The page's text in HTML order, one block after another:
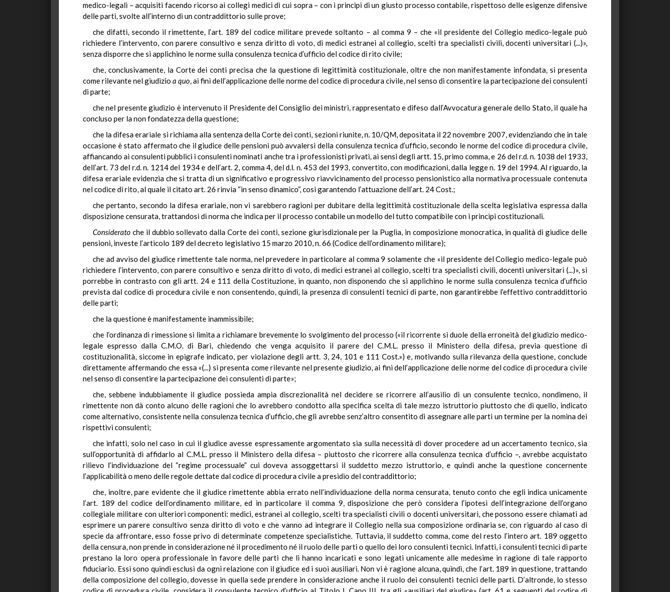
medico-legali – acquisiti facendo ricorso ai collegi medici di cui sopra – con i principi di un giusto processo contabile, rispettoso delle esigenze difensive
delle parti, svolte all’interno di un contraddittorio sulle prove;
che difatti, secondo il rimettente, l’art. 189 del codice militare prevede soltanto – al comma 9 – che «il presidente del Collegio medico-legale può
richiedere l’intervento, con parere consultivo e senza diritto di voto, di medici estranei al collegio, scelti tra specialisti civili, docenti universitari (...)»,
senza disporre che si applichino le norme sulla consulenza tecnica d’ufficio del codice di rito civile;
che, conclusivamente, la Corte dei conti precisa che la questione di legittimità costituzionale, oltre che non manifestamente infondata, si presenta
come rilevante nel giudizio a quo, ai fini dell’applicazione delle norme del codice di procedura civile, nel senso di consentire la partecipazione dei consulenti
di parte;
che nel presente giudizio è intervenuto il Presidente del Consiglio dei ministri, rappresentato e difeso dall’Avvocatura generale dello Stato, il quale ha
concluso per la non fondatezza della questione;
che la difesa erariale si richiama alla sentenza della Corte dei conti, sezioni riunite, n. 10/QM, depositata il 22 novembre 2007, evidenziando che in tale
occasione è stato affermato che il giudice delle pensioni può avvalersi della consulenza tecnica d’ufficio, secondo le norme del codice di procedura civile,
affiancando ai consulenti pubblici i consulenti nominati anche tra i professionisti privati, ai sensi degli artt. 15, primo comma, e 26 del r.d. n. 1038 del 1933,
dell’art. 73 del r.d. n. 1214 del 1934 e dell’art. 2, comma 4, del d.l. n. 453 del 1993, convertito, con modificazioni, dalla legge n. 19 del 1994. Al riguardo, la
difesa erariale evidenzia che si tratta di un significativo e progressivo riavvicinamento del processo pensionistico alla normativa processuale contenuta
nel codice di rito, al quale il citato art. 26 rinvia “in senso dinamico”, così garantendo l’attuazione dell’art. 24 Cost.;
che pertanto, secondo la difesa erariale, non vi sarebbero ragioni per dubitare della legittimità costituzionale della scelta legislativa espressa dalla
disposizione censurata, trattandosi di norma che indica per il processo contabile un modello del tutto compatibile con i principi costituzionali.
Considerato che il dubbio sollevato dalla Corte dei conti, sezione giurisdizionale per la Puglia, in composizione monocratica, in qualità di giudice delle
pensioni, investe l’articolo 189 del decreto legislativo 15 marzo 2010, n. 66 (Codice dell’ordinamento militare);
che ad avviso del giudice rimettente tale norma, nel prevedere in particolare al comma 9 solamente che «il presidente del Collegio medico-legale può
richiedere l’intervento, con parere consultivo e senza diritto di voto, di medici estranei al collegio, scelti tra specialisti civili, docenti universitari (...)», si
porrebbe in contrasto con gli artt. 24 e 111 della Costituzione, in quanto, non disponendo che si applichino le norme sulla consulenza tecnica d’ufficio
prevista dal codice di procedura civile e non consentendo, quindi, la presenza di consulenti tecnici di parte, non garantirebbe l’effettivo contraddittorio
delle parti;
che la questione è manifestamente inammissibile;
che l’ordinanza di rimessione si limita a richiamare brevemente lo svolgimento del processo («il ricorrente si duole della erroneità del giudizio medico-
legale espresso dalla C.M.O. di Bari, chiedendo che venga acquisito il parere del C.M.L. presso il Ministero della difesa, previa questione di
costituzionalità, siccome in epigrafe indicato, per violazione degli artt. 3, 24, 101 e 111 Cost.») e, motivando sulla rilevanza della questione, conclude
direttamente affermando che essa «(...) si presenta come rilevante nel presente giudizio, ai fini dell’applicazione delle norme del codice di procedura civile
nel senso di consentire la partecipazione dei consulenti di parte»;
che, sebbene indubbiamente il giudice possieda ampia discrezionalità nel decidere se ricorrere all’ausilio di un consulente tecnico, nondimeno, il
rimettente non dà conto alcuno delle ragioni che lo avrebbero condotto alla specifica scelta di tale mezzo istruttorio piuttosto che di quello, indicato
come alternativo, consistente nella consulenza tecnica d’ufficio, che gli avrebbe senz’altro consentito di assegnare alle parti un termine per la nomina dei
rispettivi consulenti;
che infatti, solo nel caso in cui il giudice avesse espressamente argomentato sia sulla necessità di dover procedere ad un accertamento tecnico, sia
sull’opportunità di affidarlo al C.M.L. presso il Ministero della difesa – piuttosto che ricorrere alla consulenza tecnica d’ufficio –, avrebbe acquistato
rilievo l’individuazione del “regime processuale” cui doveva assoggettarsi il suddetto mezzo istruttorio, e quindi anche la questione concernente
l’applicabilità o meno delle regole dettate dal codice di procedura civile a presidio del contraddittorio;
che, inoltre, pare evidente che il giudice rimettente abbia errato nell’individuazione della norma censurata, tenuto conto che egli indica unicamente
l’art. 189 del codice dell’ordinamento militare, ed in particolare il comma 9, disposizione che però considera l’ipotesi dell’integrazione dell’organo
collegiale militare con ulteriori componenti: medici, estranei al collegio, scelti tra specialisti civili o docenti universitari, che possono essere chiamati ad
esprimere un parere consultivo senza diritto di voto e che vanno ad integrare il Collegio nella sua composizione ordinaria se, con riguardo al caso di
specie da affrontare, esso fosse privo di determinate competenze specialistiche. Tuttavia, il suddetto comma, come del resto l’intero art. 189 oggetto
della censura, non prende in considerazione né il procedimento né il ruolo delle parti o quello dei loro consulenti tecnici. Infatti, i consulenti tecnici di parte
prestano la loro opera professionale in favore delle parti che li hanno incaricati e sono legati unicamente alle medesime in ragione di tale rapporto
fiduciario. Essi sono quindi esclusi da ogni relazione con il giudice ed i suoi ausiliari. Non vi è ragione alcuna, quindi, che l’art. 189 in questione, trattando
della composizione del collegio, dovesse in quella sede prendere in considerazione anche il ruolo dei consulenti tecnici delle parti. D’altronde, lo stesso